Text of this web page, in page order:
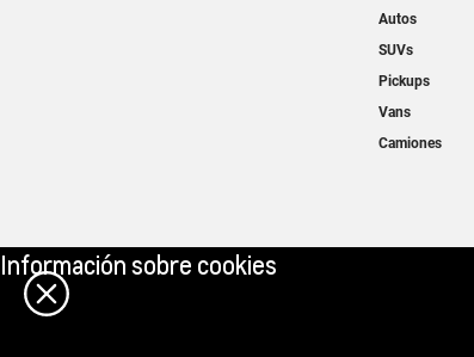
Información sobre cookies